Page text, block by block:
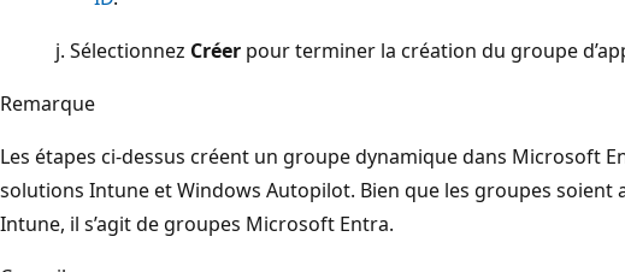
Sélectionnez Créer pour terminer la création du groupe
Remarque
Les étapes ci-dessus créent un groupe dynamique dans Microsoft
solutions Intune et Windows Autopilot. Bien que les groupes soient
Intune, il s’agit de groupes Microsoft Entra.